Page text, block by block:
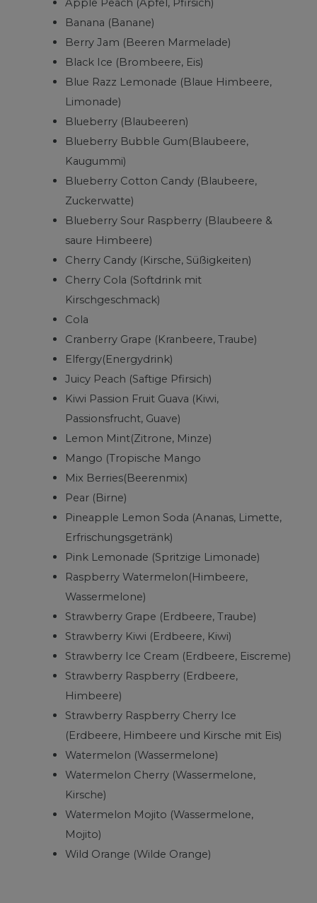
Apple Peach (Apfel, Pfirsich)
Banana (Banane)
Berry Jam (Beeren Marmelade)
Black Ice (Brombeere, Eis)
Blue Razz Lemonade (Blaue Himbeere,
Limonade)
Blueberry (Blaubeeren)
Blueberry Bubble Gum(Blaubeere,
Kaugummi)
Blueberry Cotton Candy (Blaubeere,
Zuckerwatte)
Blueberry Sour Raspberry (Blaubeere &
saure Himbeere)
Cherry Candy (Kirsche, Süßigkeiten)
Cherry Cola (Softdrink mit
Kirschgeschmack)
Cola
Cranberry Grape (Kranbeere, Traube)
Elfergy(Energydrink)
Juicy Peach (Saftige Pfirsich)
Kiwi Passion Fruit Guava (Kiwi,
Passionsfrucht, Guave)
Lemon Mint(Zitrone, Minze)
Mango (Tropische Mango
Mix Berries(Beerenmix)
Pear (Birne)
Pineapple Lemon Soda (Ananas, Limette,
Erfrischungsgetränk)
Pink Lemonade (Spritzige Limonade)
Raspberry Watermelon(Himbeere,
Wassermelone)
Strawberry Grape (Erdbeere, Traube)
Strawberry Kiwi (Erdbeere, Kiwi)
Strawberry Ice Cream (Erdbeere, Eiscreme)
Strawberry Raspberry (Erdbeere,
Himbeere)
Strawberry Raspberry Cherry Ice
(Erdbeere, Himbeere und Kirsche mit Eis)
Watermelon (Wassermelone)
Watermelon Cherry (Wassermelone,
Kirsche)
Watermelon Mojito (Wassermelone,
Mojito)
Wild Orange (Wilde Orange)